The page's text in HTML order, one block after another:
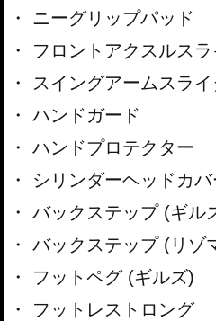
ニーグリップパッド
フロントアクスルス
スイングアームスラ
ハンドガード
ハンドプロテクター
シリンダーヘッドカバ
バックステップ (ギル
バックステップ (リゾ
フットペグ (ギルズ)
フットレストロング